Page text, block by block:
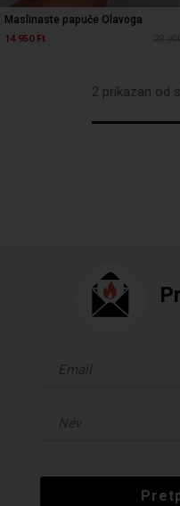
Maslinaste papuče Olavoga
14 950 Ft
2 prikazan od